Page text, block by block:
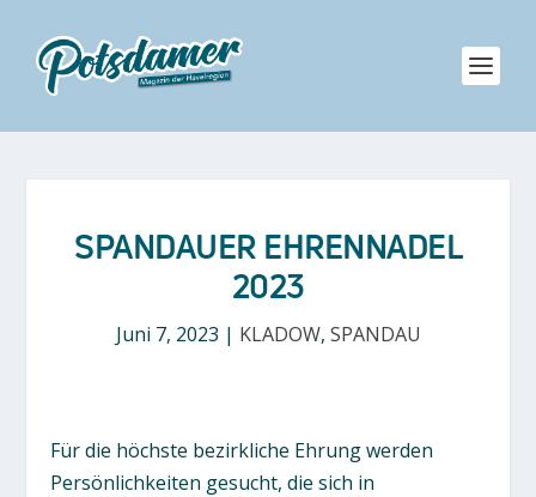
SPANDAUER EHRENNADEL
2023
Juni 7, 2023 | KLADOW, SPANDAU
Für die höchste bezirkliche Ehrung werden
Persönlichkeiten gesucht, die sich in